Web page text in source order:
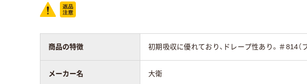
商品の特徴 初期吸収に優れており、ドレープ性あり。＃814（
メーカー名 大衛